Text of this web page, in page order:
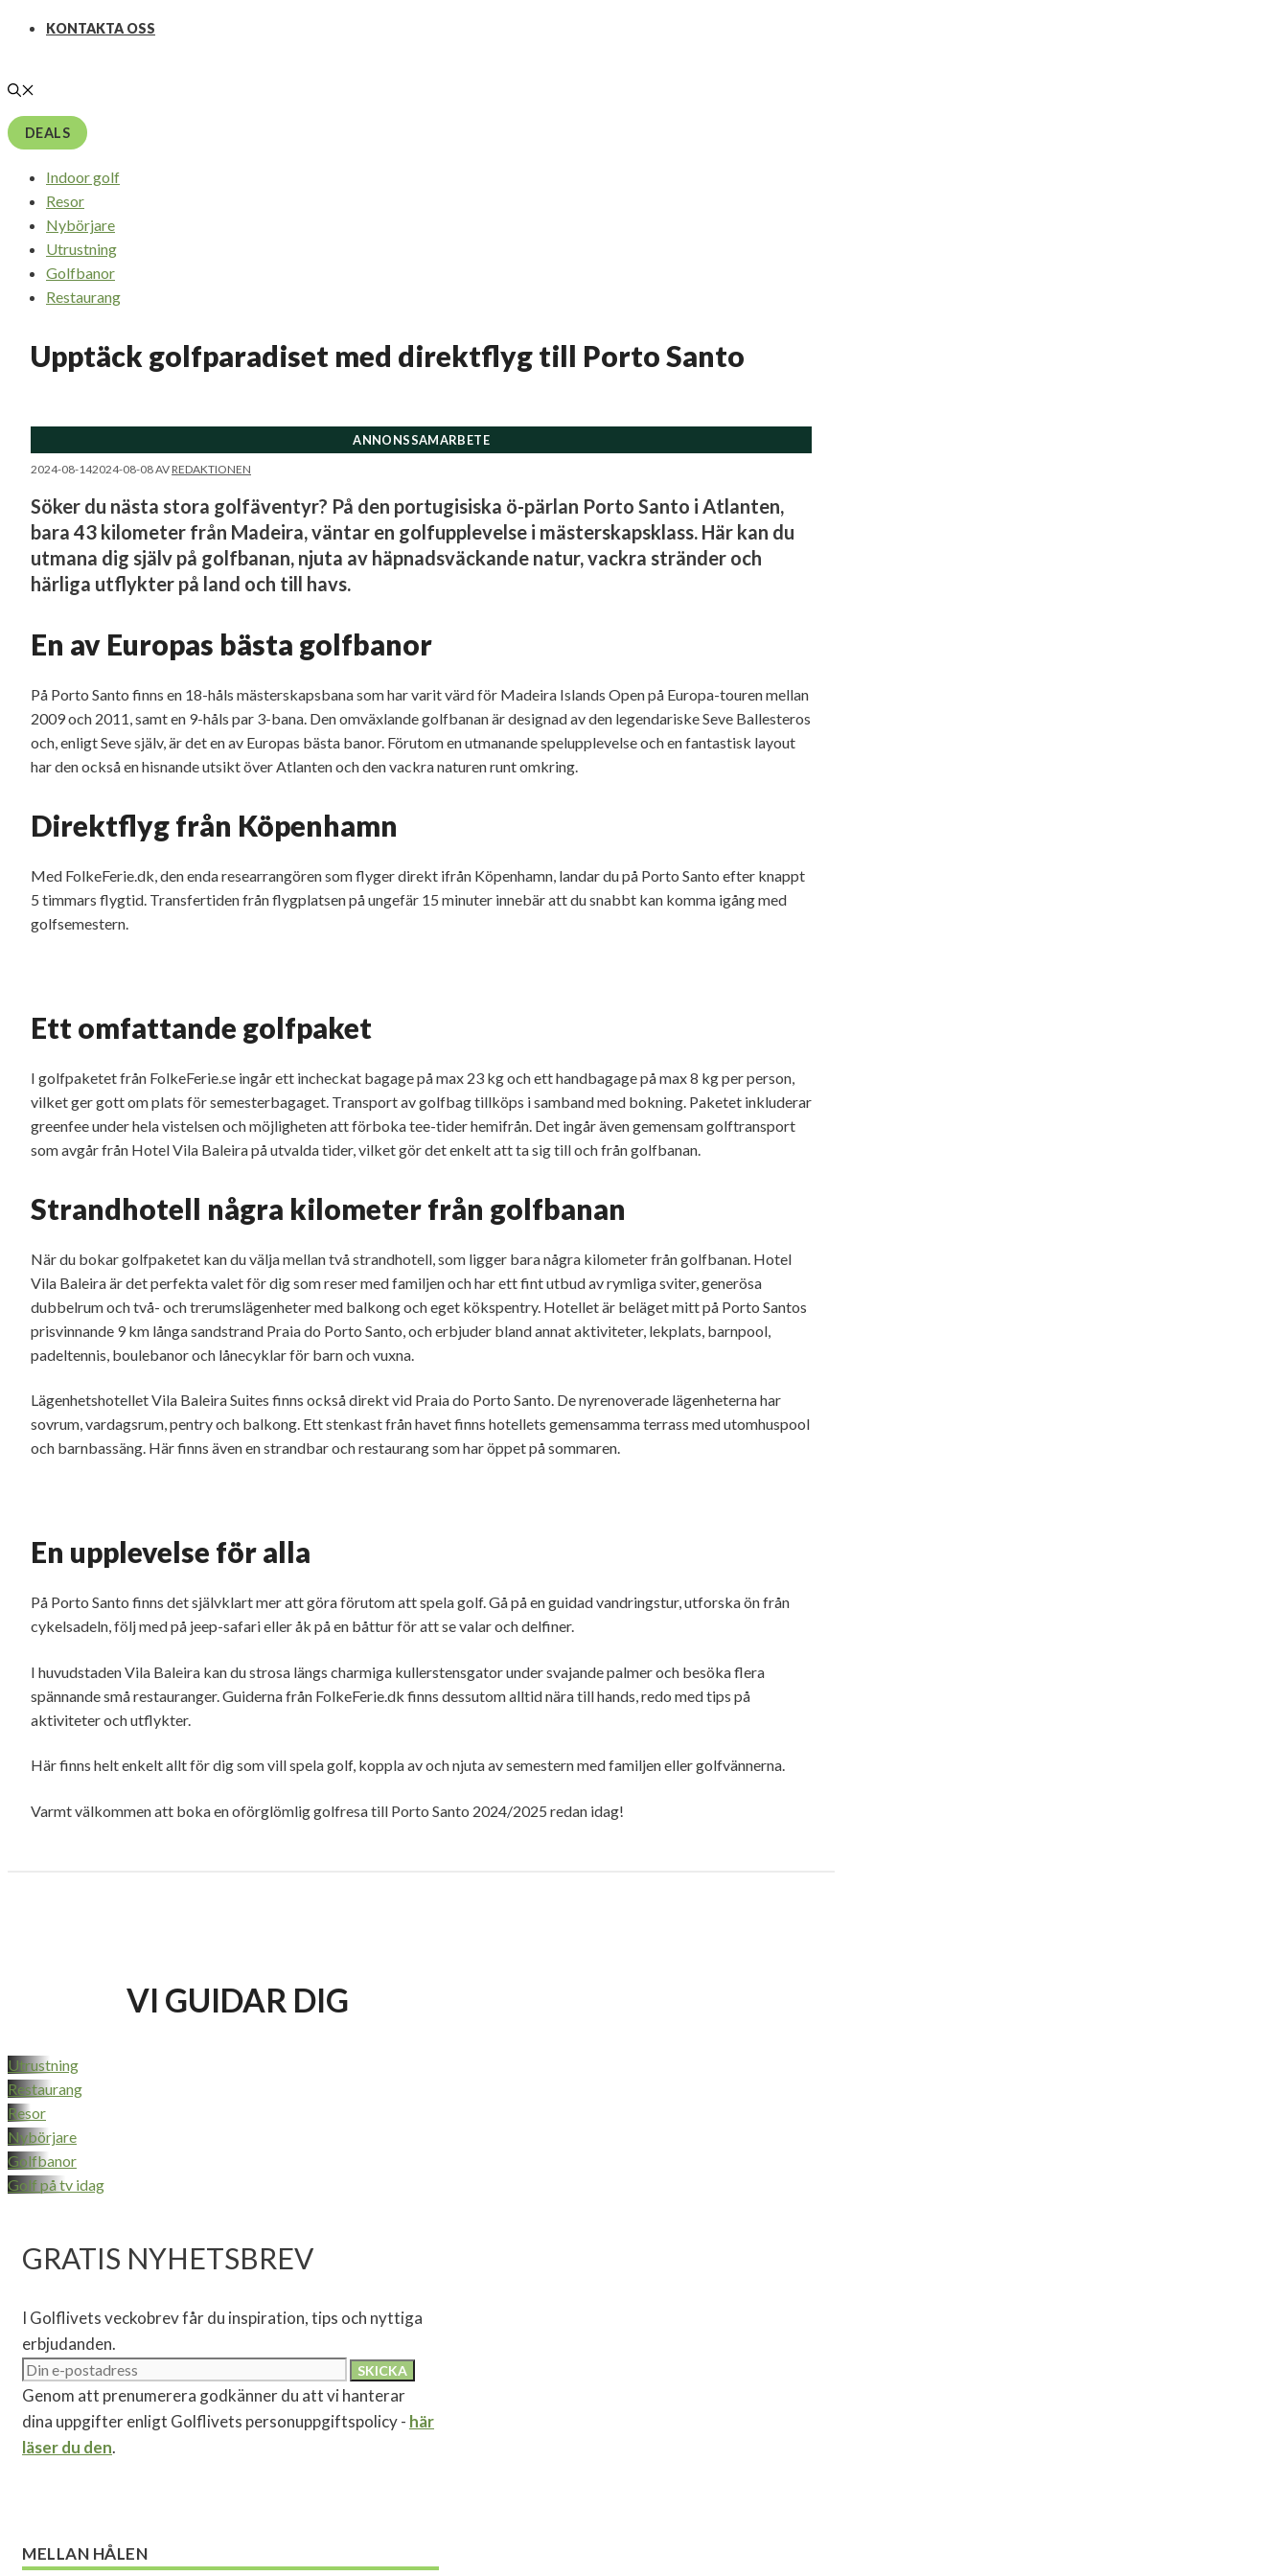
KONTAKTA OSS
DEALS
Indoor golf
Resor
Nybörjare
Utrustning
Golfbanor
Restaurang
Upptäck golfparadiset med direktflyg till Porto Santo
ANNONSSAMARBETE
2024-08-142024-08-08AVREDAKTIONEN
Söker du nästa stora golfäventyr? På den portugisiska ö-pärlan Porto Santo i Atlanten,
bara 43 kilometer från Madeira, väntar en golfupplevelse i mästerskapsklass. Här kan du
utmana dig själv på golfbanan, njuta av häpnadsväckande natur, vackra stränder och
härliga utflykter på land och till havs.
En av Europas bästa golfbanor
På Porto Santo finns en 18-håls mästerskapsbana som har varit värd för Madeira Islands Open på Europa-touren mellan
2009 och 2011, samt en 9-håls par 3-bana. Den omväxlande golfbanan är designad av den legendariske Seve Ballesteros
och, enligt Seve själv, är det en av Europas bästa banor. Förutom en utmanande spelupplevelse och en fantastisk layout
har den också en hisnande utsikt över Atlanten och den vackra naturen runt omkring.
Direktflyg från Köpenhamn
Med FolkeFerie.dk, den enda researrangören som flyger direkt ifrån Köpenhamn, landar du på Porto Santo efter knappt
5 timmars flygtid. Transfertiden från flygplatsen på ungefär 15 minuter innebär att du snabbt kan komma igång med
golfsemestern.
Ett omfattande golfpaket
I golfpaketet från FolkeFerie.se ingår ett incheckat bagage på max 23 kg och ett handbagage på max 8 kg per person,
vilket ger gott om plats för semesterbagaget. Transport av golfbag tillköps i samband med bokning. Paketet inkluderar
greenfee under hela vistelsen och möjligheten att förboka tee-tider hemifrån. Det ingår även gemensam golftransport
som avgår från Hotel Vila Baleira på utvalda tider, vilket gör det enkelt att ta sig till och från golfbanan.
Strandhotell några kilometer från golfbanan
När du bokar golfpaketet kan du välja mellan två strandhotell, som ligger bara några kilometer från golfbanan. Hotel
Vila Baleira är det perfekta valet för dig som reser med familjen och har ett fint utbud av rymliga sviter, generösa
dubbelrum och två- och trerumslägenheter med balkong och eget kökspentry. Hotellet är beläget mitt på Porto Santos
prisvinnande 9 km långa sandstrand Praia do Porto Santo, och erbjuder bland annat aktiviteter, lekplats, barnpool,
padeltennis, boulebanor och lånecyklar för barn och vuxna.
Lägenhetshotellet Vila Baleira Suites finns också direkt vid Praia do Porto Santo. De nyrenoverade lägenheterna har
sovrum, vardagsrum, pentry och balkong. Ett stenkast från havet finns hotellets gemensamma terrass med utomhuspool
och barnbassäng. Här finns även en strandbar och restaurang som har öppet på sommaren.
En upplevelse för alla
På Porto Santo finns det självklart mer att göra förutom att spela golf. Gå på en guidad vandringstur, utforska ön från
cykelsadeln, följ med på jeep-safari eller åk på en båttur för att se valar och delfiner.
I huvudstaden Vila Baleira kan du strosa längs charmiga kullerstensgator under svajande palmer och besöka flera
spännande små restauranger. Guiderna från FolkeFerie.dk finns dessutom alltid nära till hands, redo med tips på
aktiviteter och utflykter.
Här finns helt enkelt allt för dig som vill spela golf, koppla av och njuta av semestern med familjen eller golfvännerna.
Varmt välkommen att boka en oförglömlig golfresa till Porto Santo 2024/2025 redan idag!
VI GUIDAR DIG
Utrustning
Restaurang
Resor
Nybörjare
Golfbanor
Golf på tv idag
GRATIS NYHETSBREV
I Golflivets veckobrev får du inspiration, tips och nyttiga
erbjudanden.
Genom att prenumerera godkänner du att vi hanterar
dina uppgifter enligt Golflivets personuppgiftspolicy - här
läser du den.
MELLAN HÅLEN